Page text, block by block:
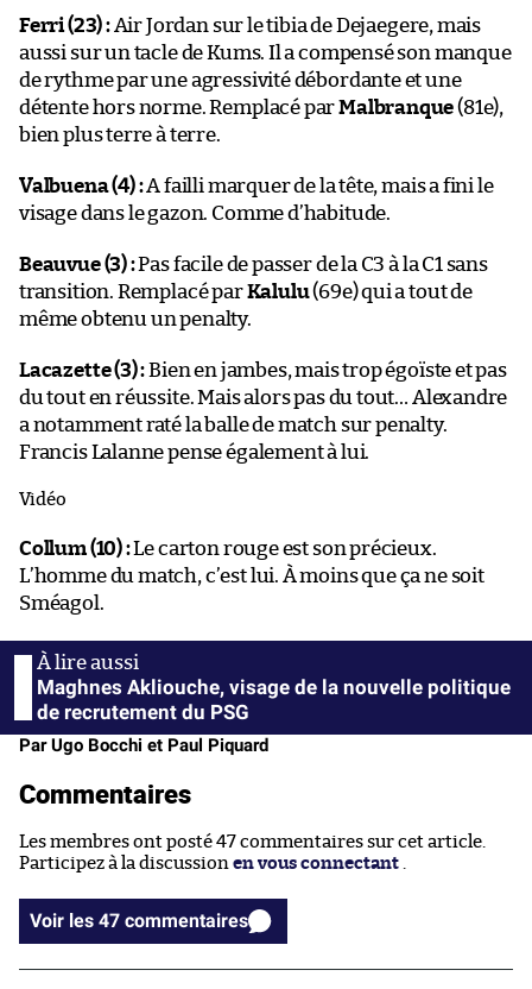
Ferri (23) :Air Jordan sur le tibia de Dejaegere, mais
aussi sur un tacle de Kums. Il a compensé son manque
de rythme par une agressivité débordante et une
détente hors norme. Remplacé parMalbranque(81e),
bien plus terre à terre.
Valbuena (4) :A failli marquer de la tête, mais a fini le
visage dans le gazon. Comme d’habitude.
Beauvue (3) :Pas facile de passer de la C3 à la C1 sans
transition. Remplacé parKalulu(69e) qui a tout de
même obtenu un penalty.
Lacazette (3) :Bien en jambes, mais trop égoïste et pas
du tout en réussite. Mais alors pas du tout… Alexandre
a notamment raté la balle de match sur penalty.
Francis Lalanne pense également à lui.
Vidéo
Collum (10) :Le carton rouge est son précieux.
L’homme du match, c’est lui. À moins que ça ne soit
Sméagol.
Maghnes Akliouche, visage de la nouvelle politique
de recrutement du PSG
Par Ugo Bocchi et Paul Piquard
Commentaires
Les membres ont posté 47 commentaires sur cet article.
Participez à la discussion en vous connectant .
Voir les 47 commentaires